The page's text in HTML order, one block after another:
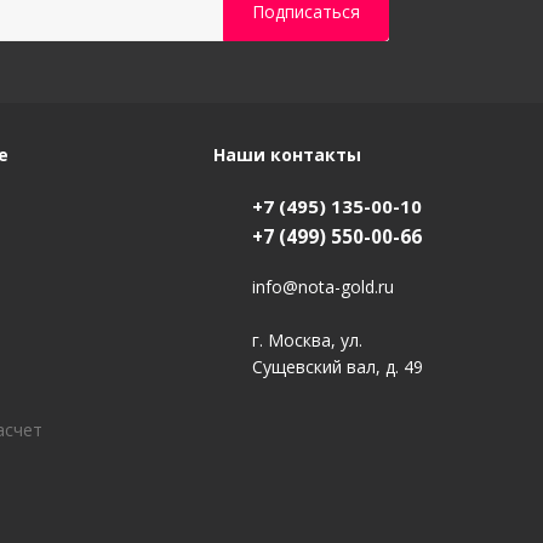
Наши контакты
+7 (495) 135-00-10
+7 (499) 550-00-66
info@nota-gold.ru
г. Москва, ул.
Сущевский вал, д. 49